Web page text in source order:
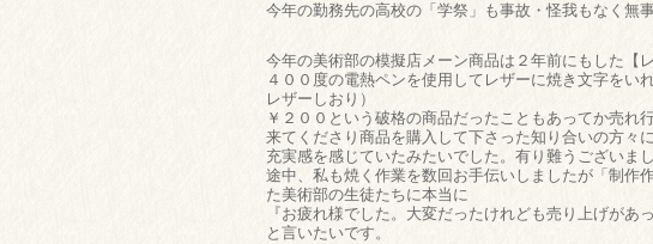
今年の勤務先の高校の「学祭」も事故・怪我もなく無
今年の美術部の模擬店メーン商品は２年前にもした【
４００度の電熱ペンを使用してレザーに焼き文字を
レザーしおり）
￥２００という破格の商品だったこともあってか売れ
来てくださり商品を購入して下さった知り合いの方々
充実感を感じていたみたいでした。有り難うございまし
途中、私も焼く作業を数回お手伝いしましたが「制作
た美術部の生徒たちに本当に
『お疲れ様でした。大変だったけれども売り上げがあ
と言いたいです。